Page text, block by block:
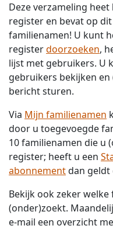
Deze verzameling
register en bevat op
familienamen! U kunt
registerdoorzoeken,
lijst met gebruikers. U
gebruikers bekijken
bericht sturen.
Via Mijn familienamen
door u toegevoegde
10 familienamen die u
register; heeft u een
abonnementdan geldt
Bekijk ook zeker
(onder)zoekt.
e-mail een overzicht